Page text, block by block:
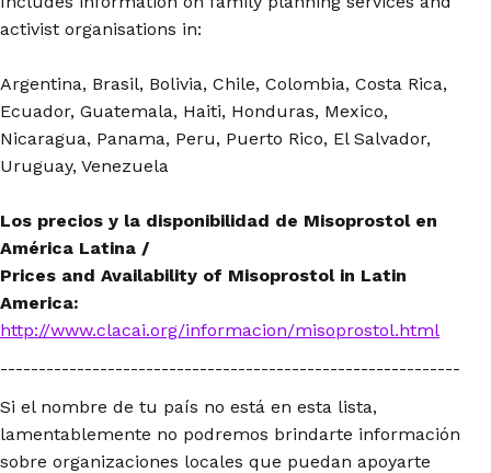
activist organisations in:
Argentina, Brasil, Bolivia, Chile, Colombia, Costa Rica,
Ecuador, Guatemala, Haiti, Honduras, Mexico,
Nicaragua, Panama, Peru, Puerto Rico, El Salvador,
Uruguay, Venezuela
Los precios y la disponibilidad de Misoprostol en
América Latina /
Prices and Availability of Misoprostol in Latin
America:
http://www.clacai.org/informacion/misoprostol.html
------------------------------------------------------------
Si el nombre de tu país no está en esta lista,
lamentablemente no podremos brindarte información
sobre organizaciones locales que puedan apoyarte